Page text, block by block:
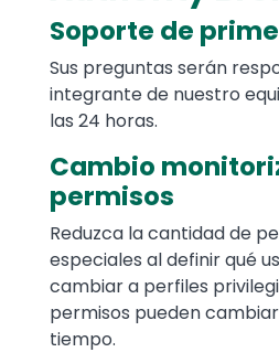
Soporte de
Sus preguntas serán
integrante de nuestro
las 24 horas.
Cambio
permisos
Reduzca la cantidad de
especiales al definir qué
cambiar a perfiles
permisos pueden
tiempo.